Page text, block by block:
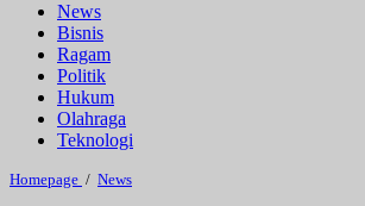
News
Bisnis
Ragam
Politik
Hukum
Olahraga
Teknologi
Homepage / NewsKraven